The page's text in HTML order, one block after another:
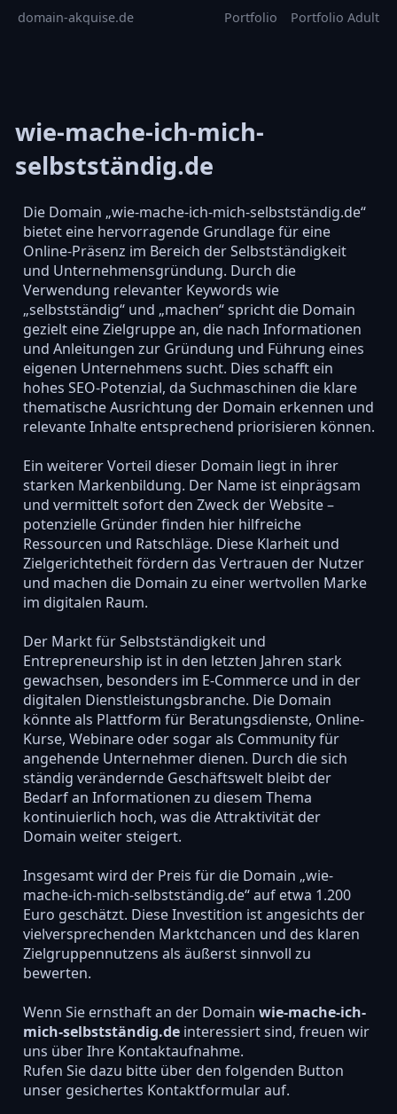
domain-akquise.de Portfolio Portfolio Adult
wie-mache-ich-mich-
selbstständig.de
Die Domain „wie-mache-ich-mich-selbstständig.de“
bietet eine hervorragende Grundlage für eine
Online-Präsenz im Bereich der Selbstständigkeit
und Unternehmensgründung. Durch die
Verwendung relevanter Keywords wie
„selbstständig“ und „machen“ spricht die Domain
gezielt eine Zielgruppe an, die nach Informationen
und Anleitungen zur Gründung und Führung eines
eigenen Unternehmens sucht. Dies schafft ein
hohes SEO-Potenzial, da Suchmaschinen die klare
thematische Ausrichtung der Domain erkennen und
relevante Inhalte entsprechend priorisieren können.
Ein weiterer Vorteil dieser Domain liegt in ihrer
starken Markenbildung. Der Name ist einprägsam
und vermittelt sofort den Zweck der Website –
potenzielle Gründer finden hier hilfreiche
Ressourcen und Ratschläge. Diese Klarheit und
Zielgerichtetheit fördern das Vertrauen der Nutzer
und machen die Domain zu einer wertvollen Marke
im digitalen Raum.
Der Markt für Selbstständigkeit und
Entrepreneurship ist in den letzten Jahren stark
gewachsen, besonders im E-Commerce und in der
digitalen Dienstleistungsbranche. Die Domain
könnte als Plattform für Beratungsdienste, Online-
Kurse, Webinare oder sogar als Community für
angehende Unternehmer dienen. Durch die sich
ständig verändernde Geschäftswelt bleibt der
Bedarf an Informationen zu diesem Thema
kontinuierlich hoch, was die Attraktivität der
Domain weiter steigert.
Insgesamt wird der Preis für die Domain „wie-
mache-ich-mich-selbstständig.de“ auf etwa 1.200
Euro geschätzt. Diese Investition ist angesichts der
vielversprechenden Marktchancen und des klaren
Zielgruppennutzens als äußerst sinnvoll zu
bewerten.
Wenn Sie ernsthaft an der Domain wie-mache-ich-
mich-selbstständig.deinteressiert sind, freuen wir
uns über Ihre Kontaktaufnahme.
Rufen Sie dazu bitte über den folgenden Button
unser gesichertes Kontaktformular auf.